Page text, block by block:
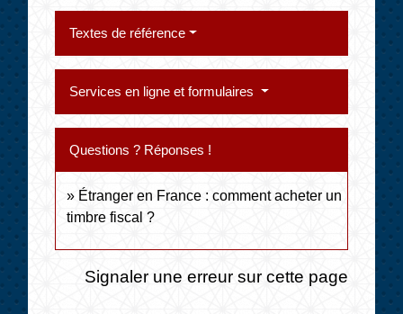
Textes de référence
Services en ligne et formulaires
Questions ? Réponses !
Étranger en France : comment acheter un
timbre fiscal ?
Signaler une erreur sur cette page